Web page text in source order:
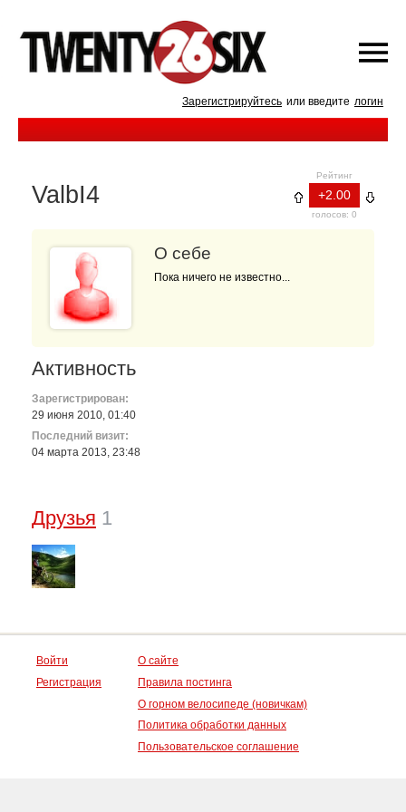
Зарегистрируйтесь или введите логин
Рейтинг
+2.00
голосов: 0
ValbI4
О себе
Пока ничего не известно...
Активность
Зарегистрирован:
29 июня 2010, 01:40
Последний визит:
04 марта 2013, 23:48
Друзья 1
Войти
Регистрация
О сайте
Правила постинга
О горном велосипеде (новичкам)
Политика обработки данных
Пользовательское соглашение